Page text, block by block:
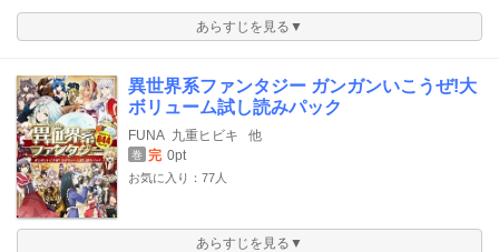
あらすじを見る▼
異世界系ファンタジー ガンガンいこうぜ!大
ボリューム試し読みパック
FUNA 九重ヒビキ 他
巻 完 0pt
お気に入り：77人
あらすじを見る▼